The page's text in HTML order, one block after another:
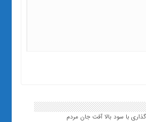
گذاری با سود بالا آفت جان مردم